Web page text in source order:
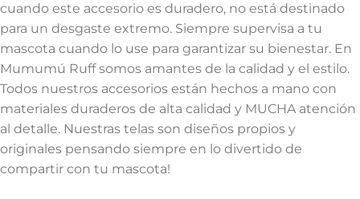
cuando este accesorio es duradero, no está destinado
para un desgaste extremo. Siempre supervisa a tu
mascota cuando lo use para garantizar su bienestar. En
Mumumú Ruff somos amantes de la calidad y el estilo.
Todos nuestros accesorios están hechos a mano con
materiales duraderos de alta calidad y MUCHA atención
al detalle. Nuestras telas son diseños propios y
originales pensando siempre en lo divertido de
compartir con tu mascota!